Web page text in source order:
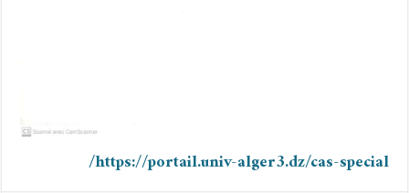
https://portail.univ-alger3.dz/cas-special/